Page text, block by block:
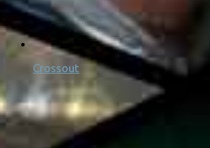
Crossout